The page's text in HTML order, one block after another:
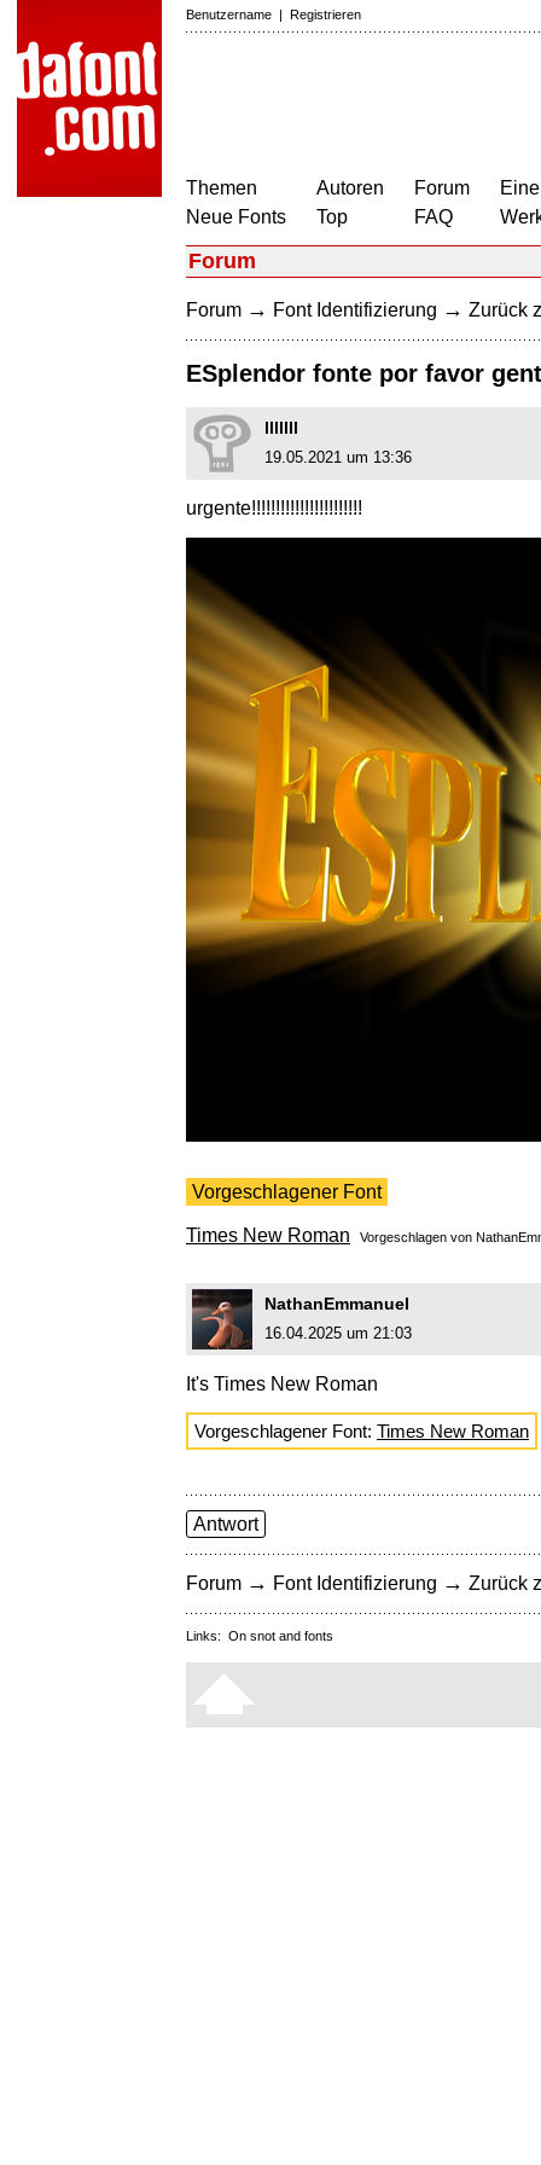
Benutzername | Registrieren
Themen
Neue Fonts
Autoren
Top
Forum
FAQ
Forum
Forum → Font Identifizierung → Zurück
ESplendor fonte por favor
lllllll
19.05.2021 um 13:36
urgente!!!!!!!!!!!!!!!!!!!!!!!
Vorgeschlagener Font
Times New Roman Vorgeschlagen von
NathanEmmanuel
16.04.2025 um 21:03
It's Times New Roman
Vorgeschlagener Font: Times New Roman
Antwort
Forum → Font Identifizierung → Zurück
Links: On snot and fonts